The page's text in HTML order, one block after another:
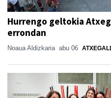
Hurrengo geltokia
errondan
Noaua Aldizkaria abu 06